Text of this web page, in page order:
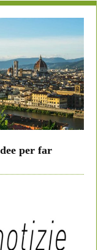
per far